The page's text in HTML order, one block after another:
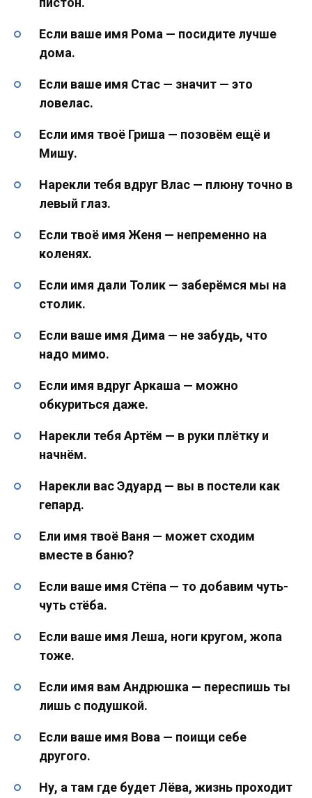
Если ваше имя Рома — посидите лучше
дома.
Если ваше имя Стас — значит — это
ловелас.
Если имя твоё Гриша — позовём ещё и
Мишу.
Нарекли тебя вдруг Влас — плюну точно в
левый глаз.
Если твоё имя Женя — непременно на
коленях.
Если имя дали Толик — заберёмся мы на
столик.
Если ваше имя Дима — не забудь, что
надо мимо.
Если имя вдруг Аркаша — можно
обкуриться даже.
Нарекли тебя Артём — в руки плётку и
начнём.
Нарекли вас Эдуард — вы в постели как
гепард.
Ели имя твоё Ваня — может сходим
вместе в баню?
Если ваше имя Стёпа — то добавим чуть-
чуть стёба.
Если ваше имя Леша, ноги кругом, жопа
тоже.
Если имя вам Андрюшка — переспишь ты
лишь с подушкой.
Если ваше имя Вова — поищи себе
другого.
Ну, а там где будет Лёва, жизнь проходит